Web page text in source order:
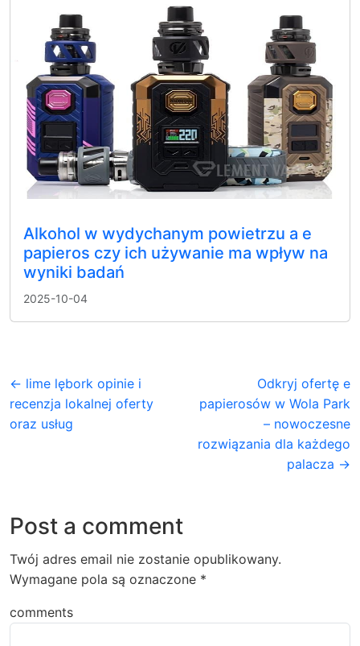
Alkohol w wydychanym powietrzu a e
papieros czy ich używanie ma wpływ na
wyniki badań
2025-10-04
← lime lębork opinie i
recenzja lokalnej oferty
oraz usług
Odkryj ofertę e
papierosów w Wola Park
– nowoczesne
rozwiązania dla każdego
palacza →
Post a comment
Twój adres email nie zostanie opublikowany.
Wymagane pola są oznaczone *
comments